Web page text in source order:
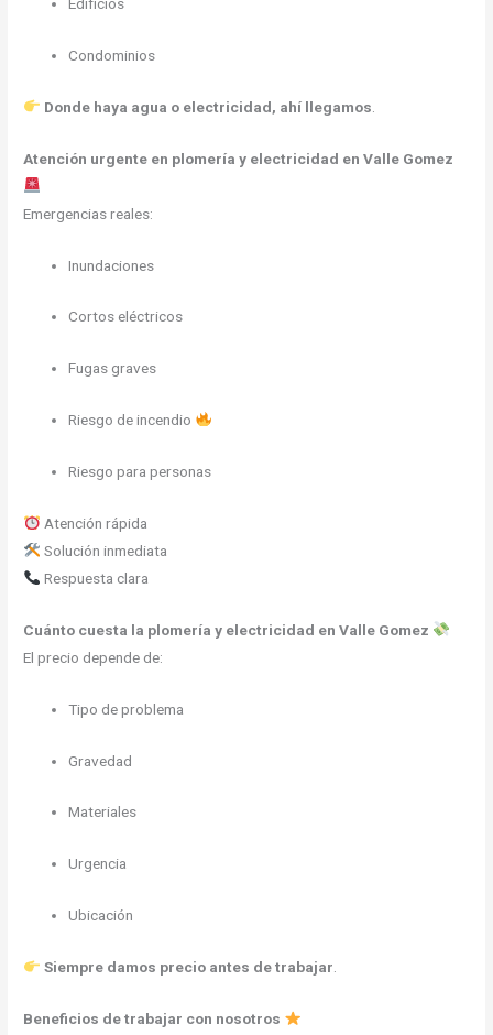
Condominios
Donde haya agua o electricidad, ahí llegamos
Atención urgente en plomería y electricidad en Valle Gomez
Emergencias reales:
Inundaciones
Cortos eléctricos
Fugas graves
Riesgo de incendio
Riesgo para personas
Atención rápida
Solución inmediata
Respuesta clara
Cuánto cuesta la plomería y electricidad en Valle Gomez
El precio depende de:
Tipo de problema
Gravedad
Materiales
Urgencia
Ubicación
Siempre damos precio antes de trabajar
Beneficios de trabajar con nosotros